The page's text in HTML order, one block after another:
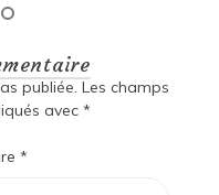
publiée. Les champs
avec *
*